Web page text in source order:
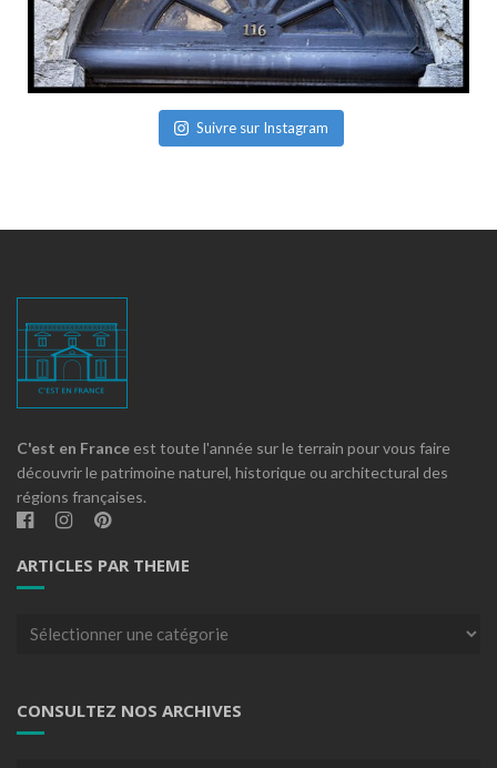
Suivre sur Instagram
C'est en France est toute l'année sur le terrain pour vous faire
découvrir le patrimoine naturel, historique ou architectural des
régions françaises.
ARTICLES PAR THEME
Articles
CONSULTEZ NOS ARCHIVES